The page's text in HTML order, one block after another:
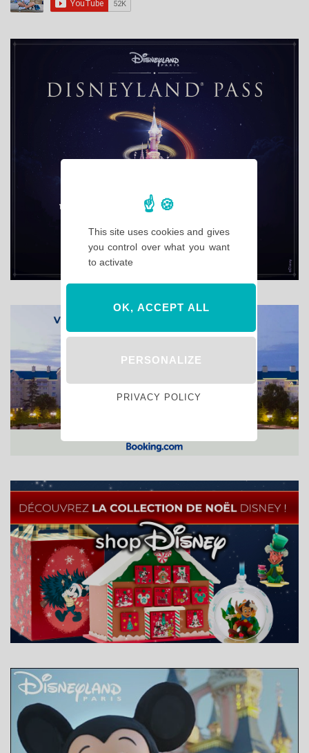
This site uses cookies and gives
you control over what you want
to activate
OK, ACCEPT ALL
PERSONALIZE
PRIVACY POLICY